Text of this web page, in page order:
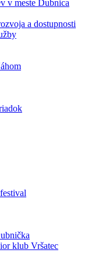
v meste Dubnica
a dostupnosti
klub Vršatec